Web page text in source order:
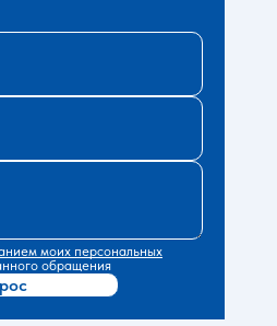
моих персональных
обращения